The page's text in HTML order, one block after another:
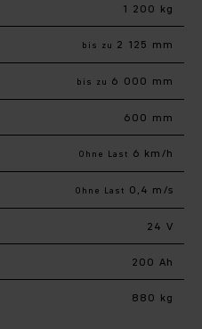
1 200 kg
bis zu 2 125 mm
bis zu 6 000 mm
600 mm
Ohne Last 6 km/h
Ohne Last 0,4 m/s
24 V
200 Ah
880 kg